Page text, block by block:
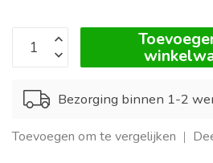
Bezorging binnen 1-2
Toevoegen om te vergelijken